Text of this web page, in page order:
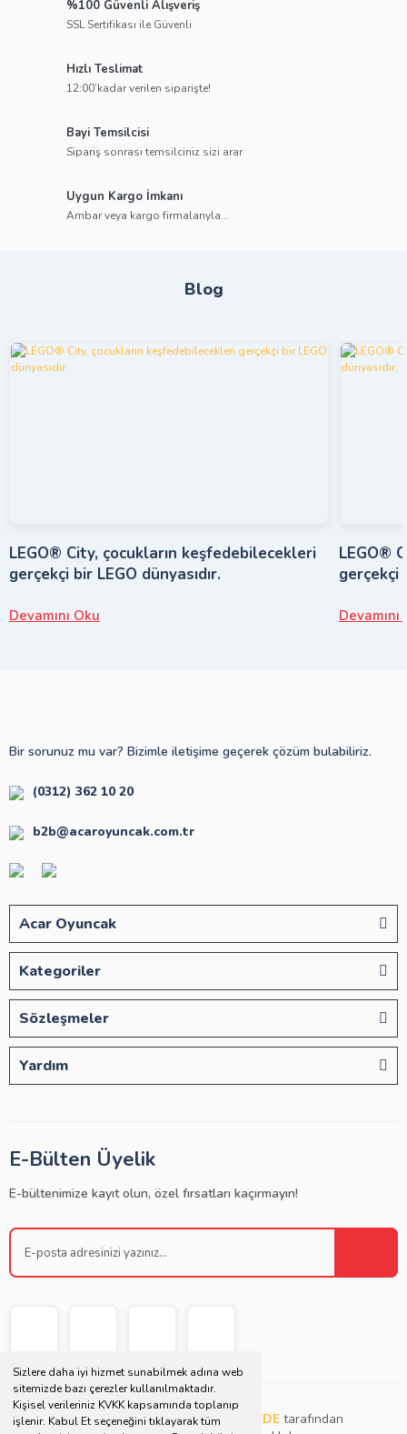
Sizlere daha iyi hizmet sunabilmek adına web
sitemizde bazı çerezler kullanılmaktadır.
Kişisel verileriniz KVKK kapsamında toplanıp
işlenir. Kabul Et seçeneğini tıklayarak tüm
%100 Güvenli Alışveriş
SSL Sertifikası ile Güvenli
Hızlı Teslimat
12:00’kadar verilen siparişte!
Bayi Temsilcisi
Sipariş sonrası temsilciniz sizi arar
Uygun Kargo İmkanı
Ambar veya kargo firmalarıyla...
Blog
LEGO® City, çocukların keşfedebilecekleri
gerçekçi bir LEGO dünyasıdır.
Devamını Oku
LEGO®
gerçekçi
Devamını
Bir sorunuz mu var? Bizimle iletişime geçerek çözüm bulabiliriz.
(0312) 362 10 20
b2b@acaroyuncak.com.tr
Acar Oyuncak
Kategoriler
Sözleşmeler
Yardım
E-Bülten Üyelik
E-bültenimize kayıt olun, özel fırsatları kaçırmayın!
Copyright © 2021 | Bu websitesiMüjdat DEDE tarafından